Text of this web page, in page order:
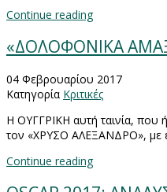
Continue reading
«ΔΟΛΟΦΟΝΙΚΑ
04 Φεβρουαρίου 2017
Κατηγορία Κριτικές
Η ΟΥΓΓΡΙΚΗ αυτή ταινία, που
τον «ΧΡΥΣΟ ΑΛΕΞΑΝΔΡΟ», με
Continue reading